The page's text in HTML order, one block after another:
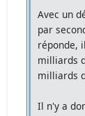
Avec un
par
réponde,
milliards
milliards
Il n'y a